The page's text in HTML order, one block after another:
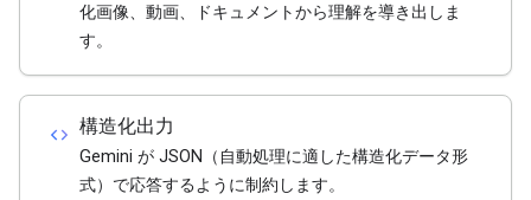
化画像、動画、ドキュメントから理解を導き出しま
す。
code 構造化出力
Gemini が JSON（自動処理に適した構造化データ形
式）で応答するように制約します。